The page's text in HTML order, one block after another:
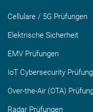
Cellulare / 5G Prüfungen
Elektrische Sicherheit
EMV Prüfungen
IoT Cybersecurity
Over-the-Air (OTA)
Radar Prüfungen